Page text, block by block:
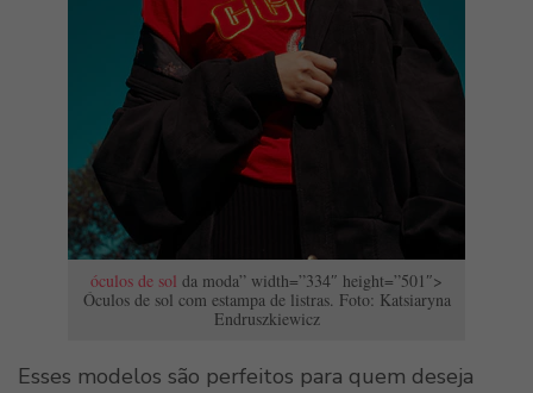
óculos de sol da moda” width=”334″ height=”501″>
Óculos de sol com estampa de listras. Foto: Katsiaryna
Endruszkiewicz
Esses modelos são perfeitos para quem deseja